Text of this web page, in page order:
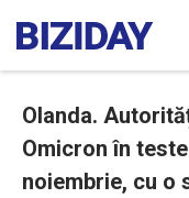
Olanda.
Omicron în
noiembrie, cu o